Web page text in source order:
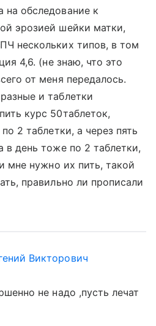
обследование к
эрозией шейки матки,
нескольких типов, в том
4,6. (не знаю, что это
от меня передалось.
и таблетки
курс 50таблеток,
2 таблетки, а через пять
в день тоже по 2 таблетки,
мне нужно их пить, такой
правильно ли прописали
Викторович
не надо ,пусть лечат